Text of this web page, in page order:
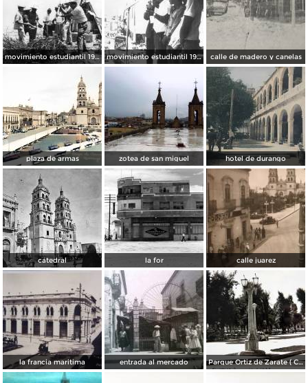
movimiento estudiantil 1966 movimiento estudiantil 1966 calle de madero y canelas
plaza de armas zotea de san miguel hotel de durango
catedral la for calle juarez
la francia maritima entrada al mercado Parque Ortiz de Zarate ( Circulada el 21 de Marzo de 1937 ).